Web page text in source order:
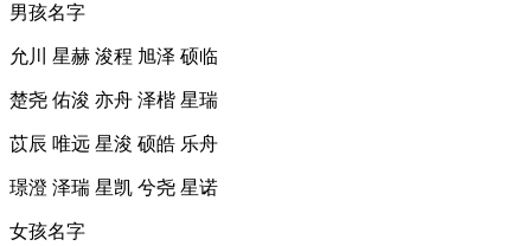
男孩名字
允川 星赫 浚程 旭泽 硕临
楚尧 佑浚 亦舟 泽楷 星瑞
苡辰 唯远 星浚 硕皓 乐舟
璟澄 泽瑞 星凯 兮尧 星诺
女孩名字